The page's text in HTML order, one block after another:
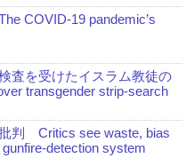
COVID-19 pandemic’s
査を受けたイスラム教徒の
transgender strip-search
判 Critics see waste, bias
detection system